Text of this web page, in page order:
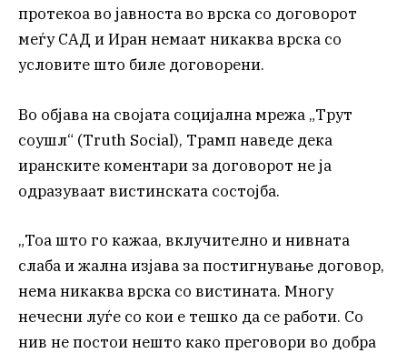
протекоа во јавноста во врска со договорот
меѓу САД и Иран немаат никаква врска со
условите што биле договорени.
Во објава на својата социјална мрежа „Трут
соушл“ (Truth Social), Трамп наведе дека
иранските коментари за договорот не ја
одразуваат вистинската состојба.
„Тоа што го кажаа, вклучително и нивната
слаба и жална изјава за постигнување договор,
нема никаква врска со вистината. Многу
нечесни луѓе со кои е тешко да се работи. Со
нив не постои нешто како преговори во добра